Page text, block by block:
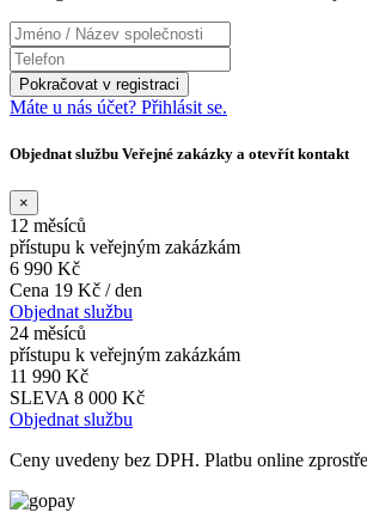
Máte u nás účet? Přihlásit se.
Objednat službu Veřejné zakázky a otevřít kontakt
×
12 měsíců
přístupu k veřejným zakázkám
6 990 Kč
Cena 19 Kč / den
Objednat službu
24 měsíců
přístupu k veřejným zakázkám
11 990 Kč
SLEVA 8 000 Kč
Objednat službu
Ceny uvedeny bez DPH. Platbu online